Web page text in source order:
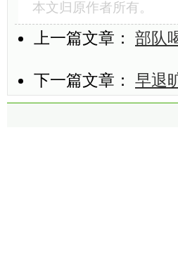
本文归原作者所有。
上一篇文章： 部队
下一篇文章： 早退